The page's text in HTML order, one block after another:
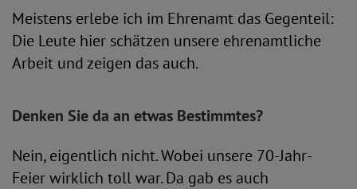
Meistens erlebe ich im Ehrenamt das Gegenteil:
Die Leute hier schätzen unsere ehrenamtliche
Arbeit und zeigen das auch.
Denken Sie da an etwas Bestimmtes?
Nein, eigentlich nicht. Wobei unsere 70-Jahr-
Feier wirklich toll war. Da gab es auch